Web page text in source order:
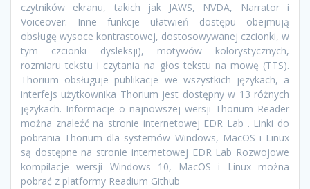
czytników ekranu, takich jak JAWS, NVDA, Narrator i
Voiceover. Inne funkcje ułatwień dostępu obejmują
obsługę wysoce kontrastowej, dostosowywanej czcionki, w
tym czcionki dysleksji), motywów kolorystycznych,
rozmiaru tekstu i czytania na głos tekstu na mowę (TTS).
Thorium obsługuje publikacje we wszystkich językach, a
interfejs użytkownika Thorium jest dostępny w 13 różnych
językach. Informacje o najnowszej wersji Thorium Reader
można znaleźć na stronie internetowej EDR Lab . Linki do
pobrania Thorium dla systemów Windows, MacOS i Linux
są dostępne na stronie internetowej EDR Lab Rozwojowe
kompilacje wersji Windows 10, MacOS i Linux można
pobrać z platformy Readium Github